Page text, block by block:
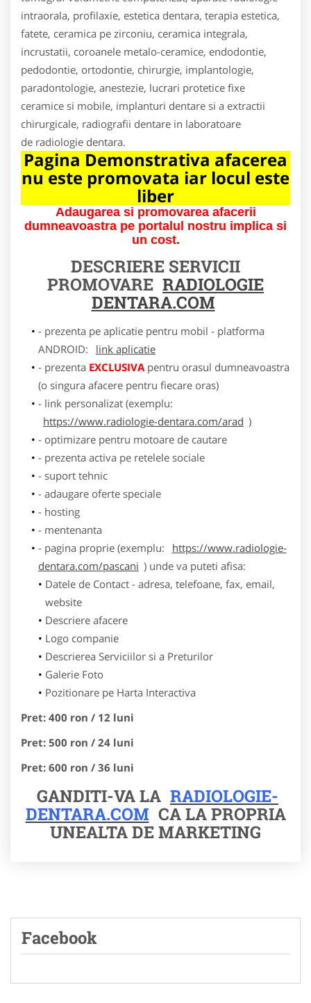
intraorala, profilaxie, estetica dentara, terapia estetica,
fatete, ceramica pe zirconiu, ceramica integrala,
incrustatii, coroanele metalo-ceramice, endodontie,
pedodontie, ortodontie, chirurgie, implantologie,
paradontologie, anestezie, lucrari protetice fixe
ceramice si mobile, implanturi dentare si a extractii
chirurgicale, radiografii dentare in laboratoare
de radiologie dentara.
Pagina Demonstrativa afacerea
nu este promovata iar locul este
liber
Adaugarea si promovarea afacerii
dumneavoastra pe portalul nostru implica si
un cost.
DESCRIERE SERVICII
PROMOVARE RADIOLOGIE
DENTARA.COM
- prezenta pe aplicatie pentru mobil - platforma
ANDROID:
link aplicatie
- prezenta EXCLUSIVApentru orasul dumneavoastra
(o singura afacere pentru fiecare oras)
- link personalizat (exemplu:
https://www.radiologie-dentara.com/arad )
- optimizare pentru motoare de cautare
- prezenta activa pe retelele sociale
- suport tehnic
- adaugare oferte speciale
- hosting
- mentenanta
- pagina proprie (exemplu:
https://www.radiologie-
dentara.com/pascani ) unde va puteti afisa:
Datele de Contact - adresa, telefoane, fax, email,
website
Descriere afacere
Logo companie
Descrierea Serviciilor si a Preturilor
Galerie Foto
Pozitionare pe Harta Interactiva
Pret: 400 ron / 12 luni
Pret: 500 ron / 24 luni
Pret: 600 ron / 36 luni
GANDITI-VA LA RADIOLOGIE-
DENTARA.COM CA LA PROPRIA
UNEALTA DE MARKETING
Facebook